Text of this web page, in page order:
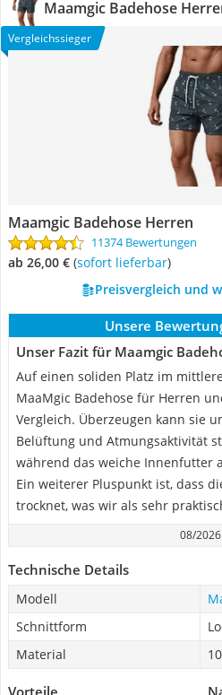
Maamgic Badehose
Vergleichssieger
Maamgic Badehose Herren
11374 Bewertungen
ab 26,00 € ( Sofort lieferbar)
Preisvergleich und
Unsere
Unser Fazit für Maamgic
Auf einen soliden Platz im
MaaMgic Badehose für Herren
Vergleich. Überzeugen kann sie
Belüftung und Atmungsaktivität
während das weiche Innenfutter
Ein weiterer Pluspunkt ist, dass
trocknet, was wir als sehr
08/2026
Technische Details
Modell
Schnittform
Material
Vorteile